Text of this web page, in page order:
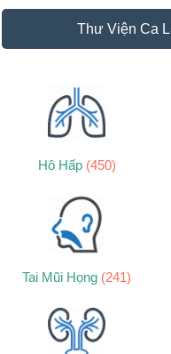
Sidebar
chính
Thư Viện Ca
Hô Hấp (450)
Tai Mũi Họng (241)